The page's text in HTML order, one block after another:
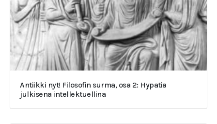
Antiikki nyt! Filosofin surma, osa 2: Hypatia
julkisena intellektuellina